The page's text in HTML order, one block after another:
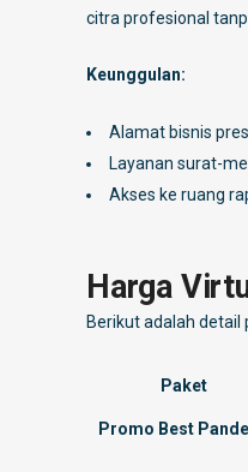
citra profesional
Keunggulan:
Alamat bisnis
Layanan surat-
Akses ke ruang
Harga
Berikut adalah
Paket
Promo Best